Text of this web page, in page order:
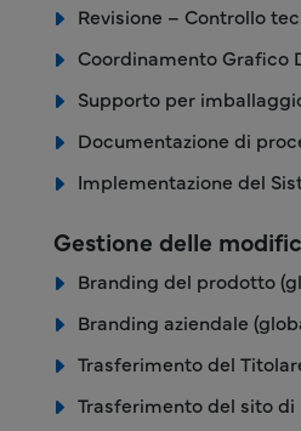
Revisione – Controllo
Coordinamento Grafico
Supporto per
Documentazione di
Implementazione del
Gestione delle
Branding del prodotto
Branding aziendale
Trasferimento del
Trasferimento del sito di